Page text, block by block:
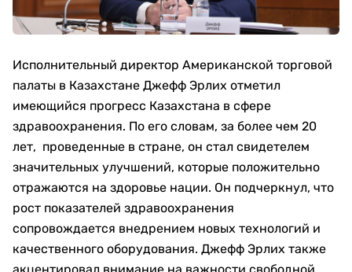
Исполнительный директор Американской торговой
палаты в Казахстане Джефф Эрлих отметил
имеющийся прогресс Казахстана в сфере
здравоохранения. По его словам, за более чем 20
лет, проведенные в стране, он стал свидетелем
значительных улучшений, которые положительно
отражаются на здоровье нации. Он подчеркнул, что
рост показателей здравоохранения
сопровождается внедрением новых технологий и
качественного оборудования. Джефф Эрлих также